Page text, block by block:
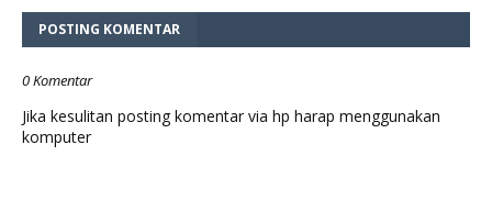
POSTING KOMENTAR
0 Komentar
Jika kesulitan posting komentar via hp harap menggunakan
komputer